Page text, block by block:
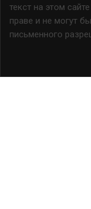
текст на этом
праве и не могут
письменного